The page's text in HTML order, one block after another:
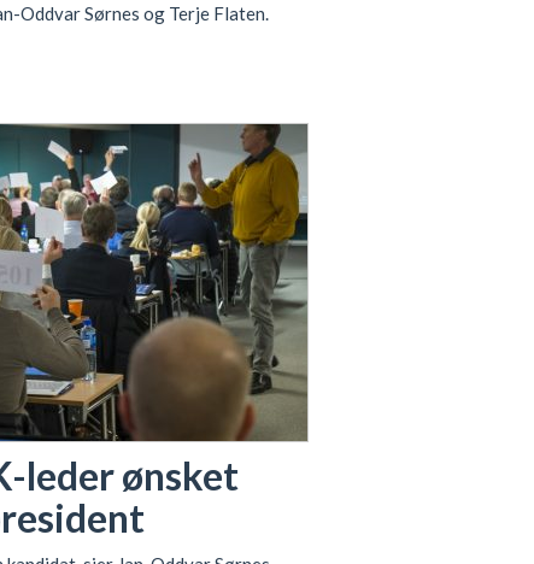
Oddvar Sørnes og Terje Flaten.
leder ønsket